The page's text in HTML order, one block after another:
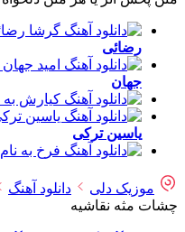
رضائی
جهان
یاسین ترکی
موزیک دلی دانلود آهنگ
چشات مثه نقاشیه